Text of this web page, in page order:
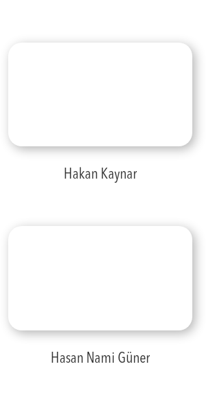
Hakan Kaynar
Hasan Nami Güner